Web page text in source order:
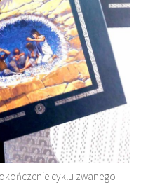
cyklu zwanego